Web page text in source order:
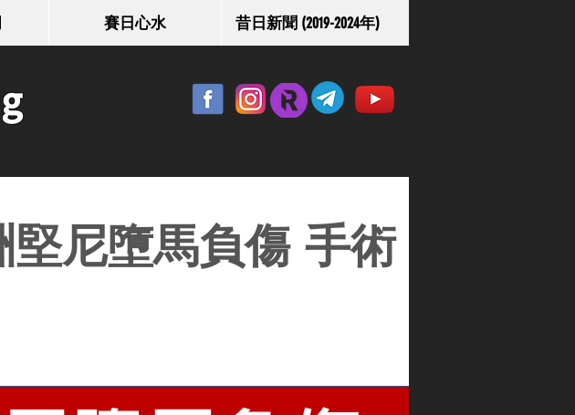
賽日心水 昔日新聞 (2019-2024年)
堅尼墮馬負傷 手術